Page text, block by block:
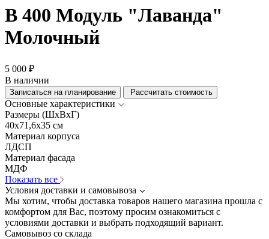
В 400 Модуль "Лаванда"
Молочный
5 000 ₽
В наличии
Записаться на планирование Рассчитать стоимость
Основные характеристики
Размеры (ШхВхГ)
40x71,6x35 см
Материал корпуса
ЛДСП
Материал фасада
МДФ
Показать все
Условия доставки и самовывоза
Мы хотим, чтобы доставка товаров нашего магазина прошла с
комфортом для Вас, поэтому просим ознакомиться с
условиями доставки и выбрать подходящий вариант.
Самовывоз со склада